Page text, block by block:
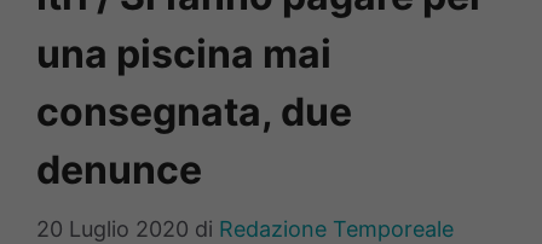
una piscina mai
consegnata, due
denunce
20 Luglio 2020 di Redazione Temporeale